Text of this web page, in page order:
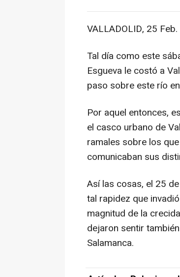
VALLADOLID, 25 Feb.
Tal día como este
Esgueva le costó a
paso sobre este río
Por aquel entonces,
el casco urbano de
ramales sobre los
comunicaban sus
Así las cosas, el 25
tal rapidez que
magnitud de la
dejaron sentir
Salamanca.